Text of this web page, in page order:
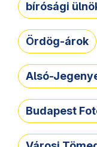
bírósági
Ördög-árok
Alsó-
Budapest